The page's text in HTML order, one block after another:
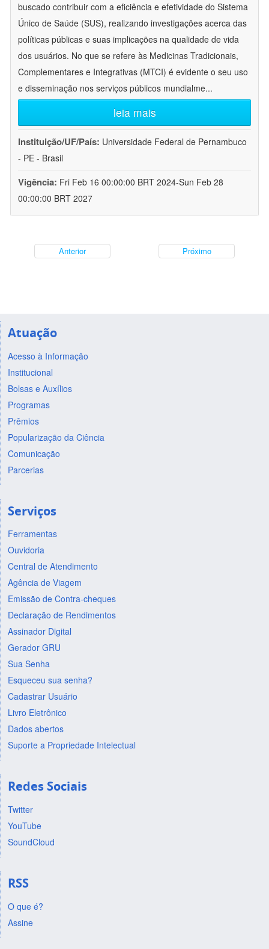
buscado contribuir com a eficiência e efetividade do Sistema
Único de Saúde (SUS), realizando investigações acerca das
políticas públicas e suas implicações na qualidade de vida
dos usuários. No que se refere às Medicinas Tradicionais,
Complementares e Integrativas (MTCI) é evidente o seu uso
e disseminação nos serviços públicos mundialme...
leia mais
Instituição/UF/País: Universidade Federal de Pernambuco
- PE - Brasil
Vigência: Fri Feb 16 00:00:00 BRT 2024-Sun Feb 28
00:00:00 BRT 2027
Anterior Próximo
Atuação
Acesso à Informação
Institucional
Bolsas e Auxílios
Programas
Prêmios
Popularização da Ciência
Comunicação
Parcerias
Serviços
Ferramentas
Ouvidoria
Central de Atendimento
Agência de Viagem
Emissão de Contra-cheques
Declaração de Rendimentos
Assinador Digital
Gerador GRU
Sua Senha
Esqueceu sua senha?
Cadastrar Usuário
Livro Eletrônico
Dados abertos
Suporte a Propriedade Intelectual
Redes Sociais
Twitter
YouTube
SoundCloud
RSS
O que é?
Assine